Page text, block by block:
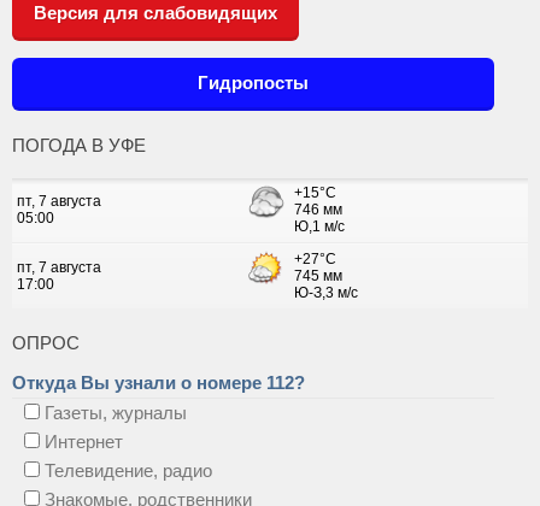
Версия для слабовидящих
Гидропосты
ПОГОДА В УФЕ
ОПРОС
Откуда Вы узнали о номере 112?
Газеты, журналы
Интернет
Телевидение, радио
Знакомые, родственники